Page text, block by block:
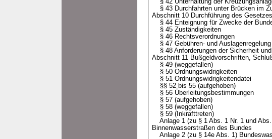
§ 42 Unterhaltung der
§ 43 Durchfahrten unter Brücken im
Abschnitt 10 Durchführung des Gesetzes
§ 44 Enteignung für Zwecke der
§ 45 Zuständigkeiten
§ 46 Rechtsverordnungen
§ 47 Gebühren- und Auslagenregelung
§ 48 Anforderungen der Sicherheit
Abschnitt 11 Bußgeldvorschriften,
§ 49 (weggefallen)
§ 50 Ordnungswidrigkeiten
§ 51 Ordnungswidrigkeitendatei
§§ 52 bis 55 (aufgehoben)
§ 56 Überleitungsbestimmungen
§ 57 (aufgehoben)
§ 58 (weggefallen)
§ 59 (Inkrafttreten)
Anlage 1 (zu § 1 Abs. 1 Nr. 1 und
Binnenwasserstraßen des Bundes
Anlage 2 (zu § 14e Abs. 1)